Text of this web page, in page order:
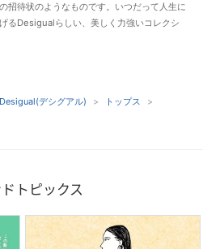
招待状のようなものです。いつだって人生に
るDesigualらしい、美しく力強いコレクシ
Desigual(デシグアル)
トップス
トピックス